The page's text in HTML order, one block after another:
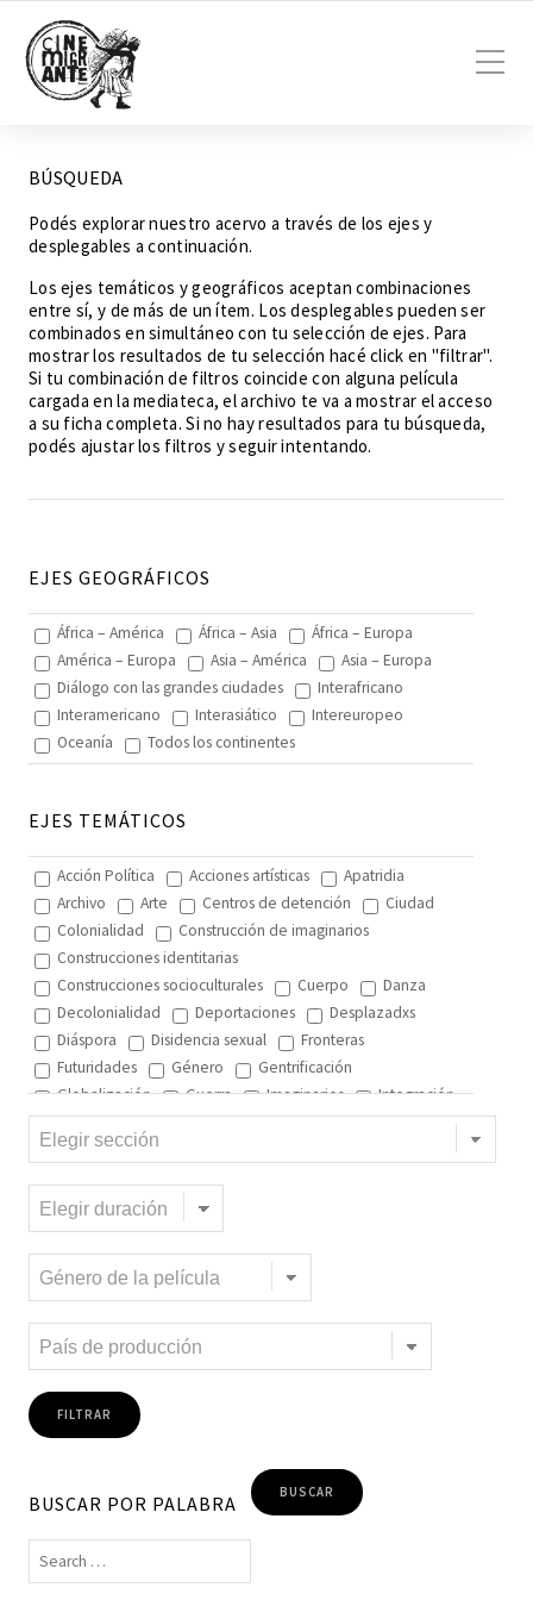
BÚSQUEDA
Podés explorar nuestro acervo a través de los ejes y
desplegables a continuación.
Los ejes temáticos y geográficos aceptan combinaciones
entre sí, y de más de un ítem. Los desplegables pueden ser
combinados en simultáneo con tu selección de ejes. Para
mostrar los resultados de tu selección hacé click en "filtrar".
Si tu combinación de filtros coincide con alguna película
cargada en la mediateca, el archivo te va a mostrar el acceso
a su ficha completa. Si no hay resultados para tu búsqueda,
podés ajustar los filtros y seguir intentando.
EJES GEOGRÁFICOS
África – América África – Asia
África – Europa
América – Europa
Asia – América
Asia – Europa
Diálogo con las grandes ciudades
Interafricano
Interamericano
Interasiático
Intereuropeo
Oceanía
Todos los continentes
EJES TEMÁTICOS
Acción Política Acciones artísticas
Apatridia
Archivo
Arte Centros de detención
Ciudad
Colonialidad
Construcción de imaginarios
Construcciones identitarias
Construcciones socioculturales
Cuerpo
Danza
Decolonialidad
Deportaciones
Desplazadxs
Diáspora
Disidencia sexual
Fronteras
Futuridades
Género
Gentrificación
Globalización
Guerra Imaginarios
Integración
Interculturalidad
Interculturalidad en el arte
Interculturalidad en la música
Migración y DD.HH
Migración y globalización
Migración y Pueblos originarios
Migración y recursos naturales
Migración y salud
Movimiento
Mujeres
Niñez
Otredad
Pueblos Originarios
Racialidad
Refugiadxs y solicitantes de asilo
BUSCAR POR PALABRA